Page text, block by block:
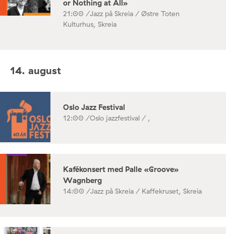
or Nothing at All»
21:00 /Jazz på Skreia / Østre Toten
Kulturhus, Skreia
14. august
Oslo Jazz Festival
12:00 /Oslo jazzfestival / ,
Kafékonsert med Palle «Groove»
Wagnberg
14:00 /Jazz på Skreia / Kaffekruset, Skreia